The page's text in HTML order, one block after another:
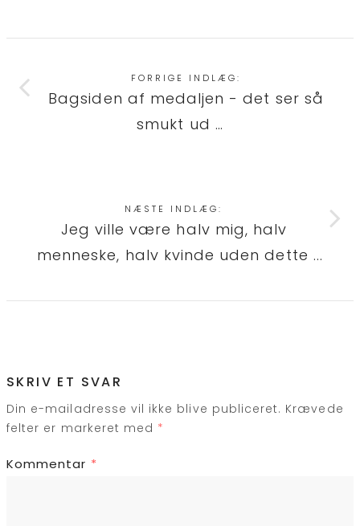
FORRIGE INDLÆG:
Bagsiden af medaljen - det ser så
smukt ud …
NÆSTE INDLÆG:
Jeg ville være halv mig, halv
menneske, halv kvinde uden dette ...
SKRIV ET SVAR
Din e-mailadresse vil ikke blive publiceret. Krævede
felter er markeret med *
Kommentar *